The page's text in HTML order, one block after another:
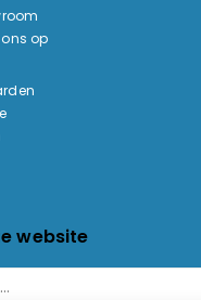
op
website